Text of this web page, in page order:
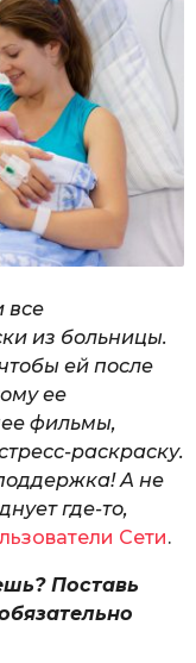
все
из больницы.
ей после
ее
фильмы,
раскраску.
А не
где-то,
Сети.
Поставь